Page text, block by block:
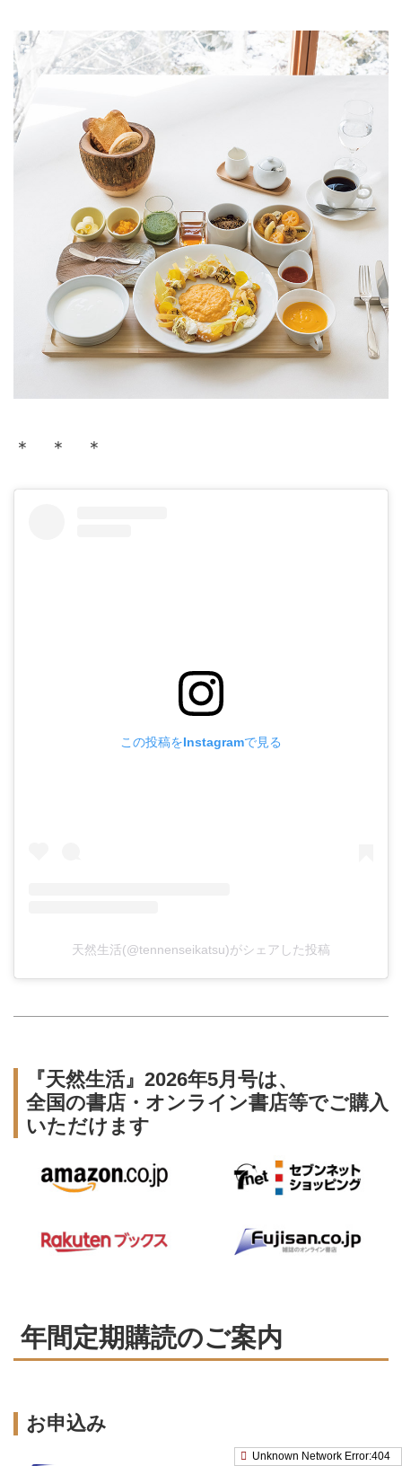
＊ ＊ ＊
この投稿をInstagramで見る
天然生活(@tennenseikatsu)がシェアした投稿
『天然生活』2026年5月号は、
全国の書店・オンライン書店等でご購入
いただけます
年間定期購読のご案内
お申込み